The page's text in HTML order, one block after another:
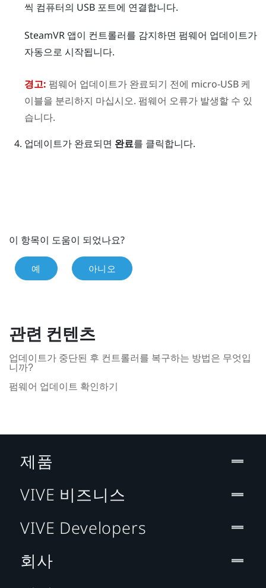
씩 컴퓨터의 USB 포트에 연결합니다.
SteamVR앱이 컨트롤러를 감지하면 펌웨어 업데이트가
자동으로 시작됩니다.
경고: 펌웨어 업데이트가 완료되기 전에 micro-USB 케
이블을 분리하지 마십시오. 펌웨어 오류가 발생할 수 있
습니다.
업데이트가 완료되면 완료를 클릭합니다.
이 항목이 도움이 되었나요?
예 아니오
관련 컨텐츠
업데이트가 중단된 후 컨트롤러를 복구하는 방법은 무엇입
니까?
펌웨어 업데이트 확인하기
제품
VIVE 비즈니스
VIVE Developers
회사